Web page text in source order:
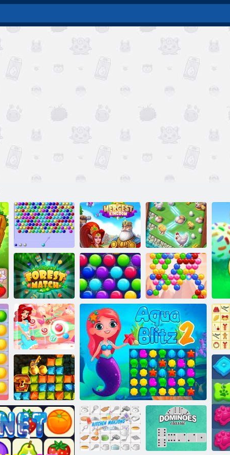
Bubble Shooter
HTML5
A Mergest
Királyság
Trópusi
egyesülés
Erdőmérkőzés
Smarty
Buborékok
Xmas Edition
Buborékszellem
Cukorkabuborék
Aranyláz
kincsvadászat